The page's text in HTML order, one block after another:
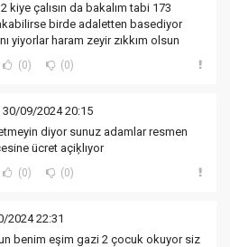
kiye çalısın da bakalım tabi 173
birde adaletten basediyor
yiyorlar haram zeyir zıkkım olsun
(0) (0)
30/09/2024 20:15
diyor sunuz adamlar resmen
ücret açiķlıyor
(0) (0)
2024 22:31
benim eşim gazi 2 çocuk okuyor siz